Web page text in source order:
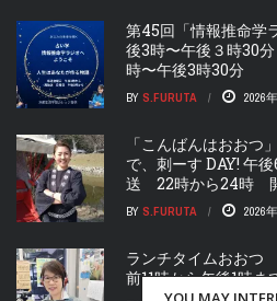
第45回「情報推命学
後3時〜午後３時
時〜午後3時30分
BY S.FURUTA 2026
「こんばんはおおつ
で、刺ーす DAY! 午
送 22時から24時
BY S.FURUTA 2026
ランチタイムおお
前11時から午後1時ま